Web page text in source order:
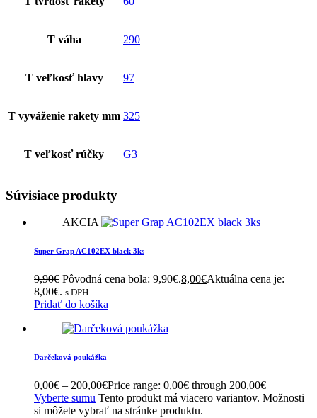
T váha 290
T veľkosť hlavy 97
T vyváženie rakety mm 325
T veľkosť rúčky G3
Súvisiace produkty
AKCIA
Super Grap AC102EX black 3ks
9,90€ Pôvodná cena bola: 9,90€.8,00€Aktuálna cena je:
8,00€. s DPH
Pridať do košíka
Darčeková poukážka
0,00€ – 200,00€Price range: 0,00€ through 200,00€
Vyberte sumu Tento produkt má viacero variantov. Možnosti
si môžete vybrať na stránke produktu.